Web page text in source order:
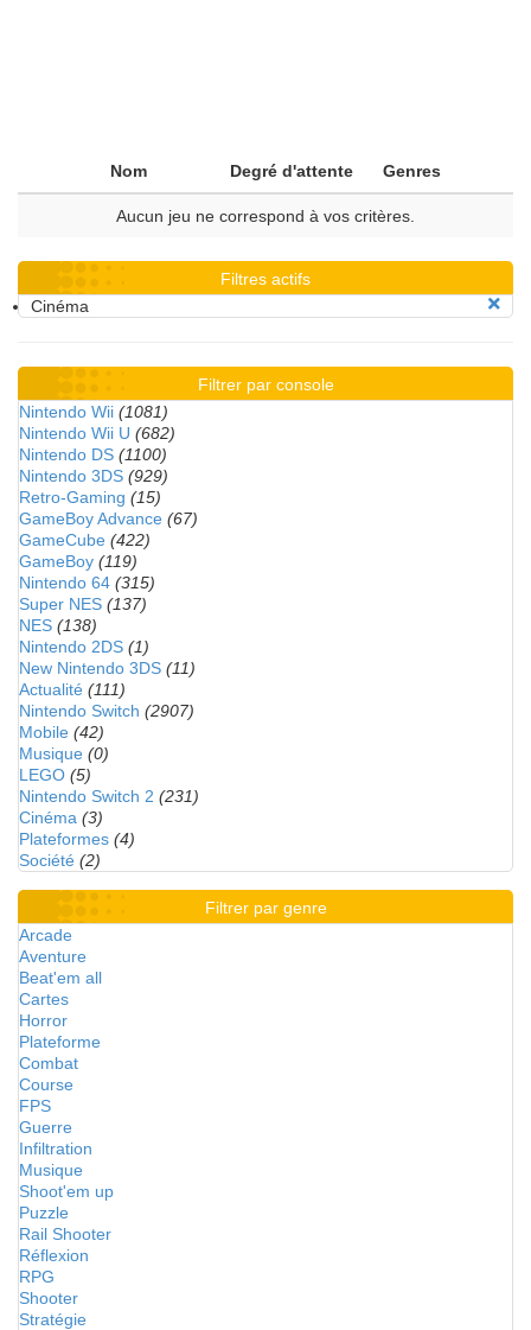
Nom Degré d'attente Genres
Aucun jeu ne correspond à vos critères.
Filtres actifs
Cinéma
Filtrer par console
Nintendo Wii (1081)
Nintendo Wii U (682)
Nintendo DS (1100)
Nintendo 3DS (929)
Retro-Gaming (15)
GameBoy Advance (67)
GameCube (422)
GameBoy (119)
Nintendo 64 (315)
Super NES (137)
NES (138)
Nintendo 2DS (1)
New Nintendo 3DS (11)
Actualité (111)
Nintendo Switch (2907)
Mobile (42)
Musique (0)
LEGO (5)
Nintendo Switch 2 (231)
Cinéma (3)
Plateformes (4)
Société (2)
Filtrer par genre
Arcade
Aventure
Beat'em all
Cartes
Horror
Plateforme
Combat
Course
FPS
Guerre
Infiltration
Musique
Shoot'em up
Puzzle
Rail Shooter
Réflexion
RPG
Shooter
Stratégie